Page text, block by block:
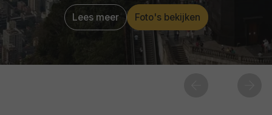
Lees meer Foto's bekijken